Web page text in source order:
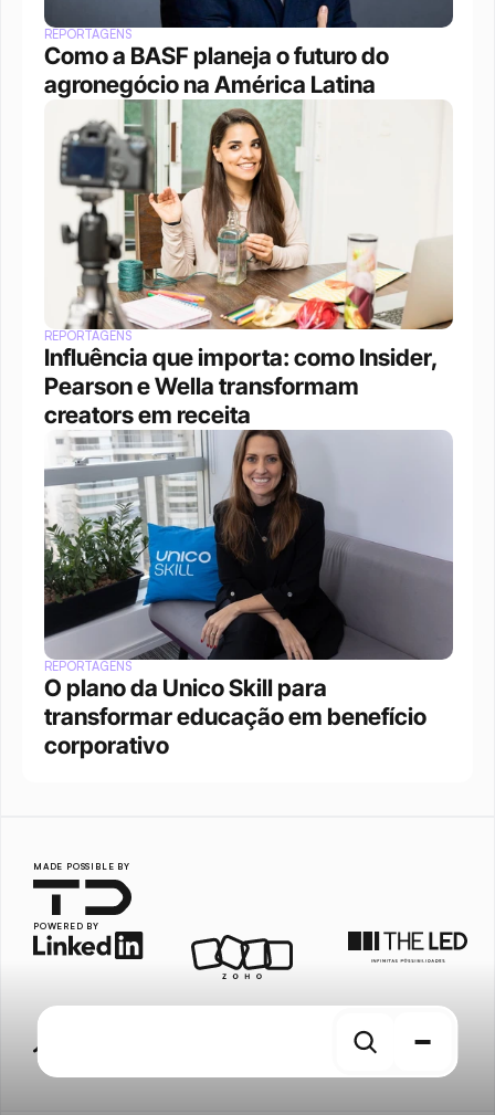
REPORTAGENS
Como a BASF planeja o futuro do
agronegócio na América Latina
REPORTAGENS
Influência que importa: como Insider,
Pearson e Wella transformam
creators em receita
REPORTAGENS
O plano da Unico Skill para
transformar educação em benefício
corporativo
MADE POSSIBLE BY
POWERED BY